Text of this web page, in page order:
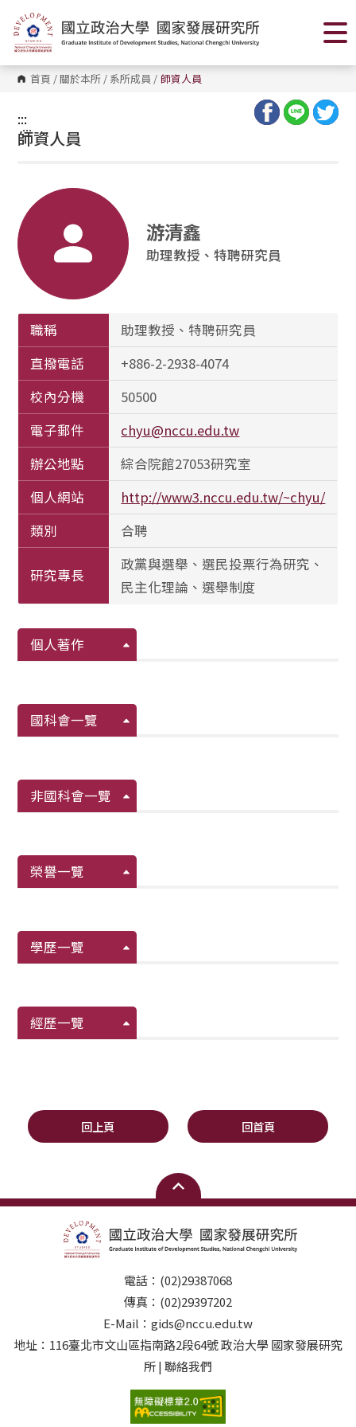
到
主
要
內
容
區 首頁 /關於本所 / 系所成員 / 師資人員
:::
:::
師資人員
游清鑫
助理教授、特聘研究員
職稱
助理教授、特聘研究員
直撥電話
+886-2-2938-4074
校內分機
50500
電子郵件
chyu@nccu.edu.tw
辦公地點
綜合院館27053研究室
個人網站
http://www3.nccu.edu.tw/~chyu/
類別
合聘
研究專長
政黨與選舉、選民投票行為研究、
民主化理論、選舉制度
個人著作
國科會一覽
非國科會一覽
榮譽一覽
學歷一覽
經歷一覽
回上頁 回首頁
電話：(02)29387068
傳真：(02)29397202
E-Mail：gids@nccu.edu.tw
地址：116臺北市文山區指南路2段64號 政治大學 國家發展研究
所 | 聯絡我們